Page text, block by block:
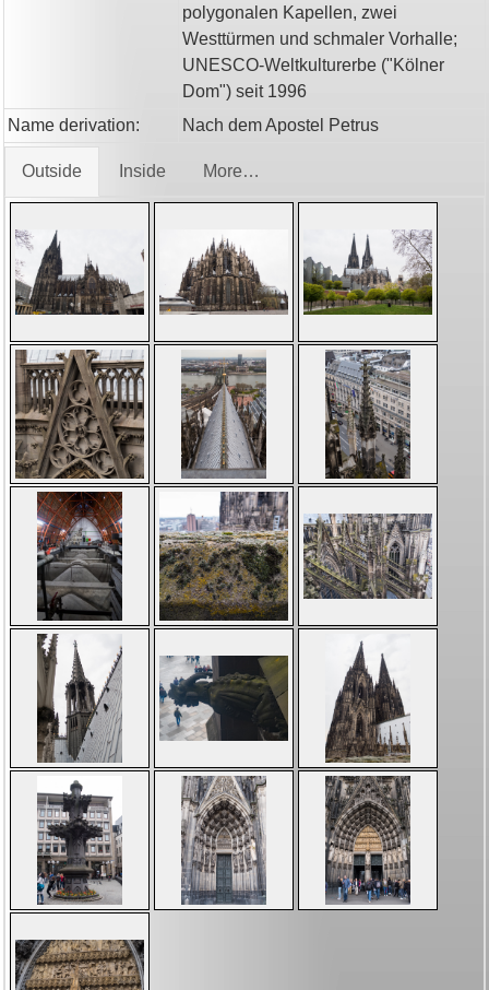
polygonalen Kapellen, zwei
Westtürmen und schmaler Vorhalle;
UNESCO-Weltkulturerbe ("Kölner
Dom") seit 1996
Name derivation:
Nach dem Apostel Petrus
Outside Inside More…